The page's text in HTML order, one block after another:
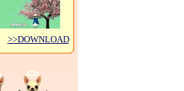
>>DOWNLOAD